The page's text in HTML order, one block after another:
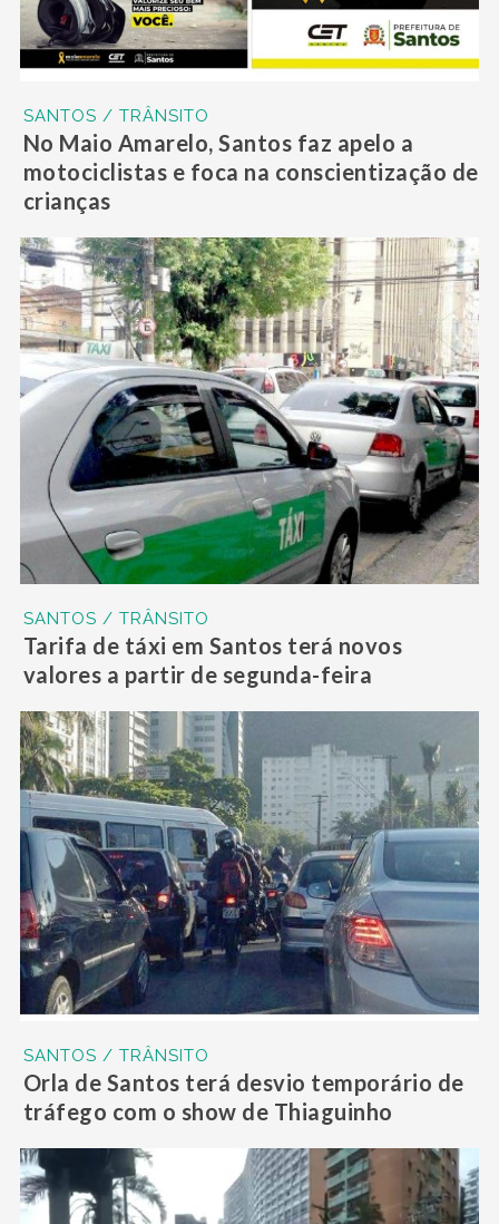
SANTOS / TRÂNSITO
No Maio Amarelo, Santos faz apelo a
motociclistas e foca na conscientização de
crianças
SANTOS / TRÂNSITO
Tarifa de táxi em Santos terá novos
valores a partir de segunda-feira
SANTOS / TRÂNSITO
Orla de Santos terá desvio temporário de
tráfego com o show de Thiaguinho